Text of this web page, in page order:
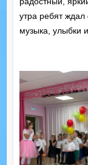
утра ребят
музыка, улыбки